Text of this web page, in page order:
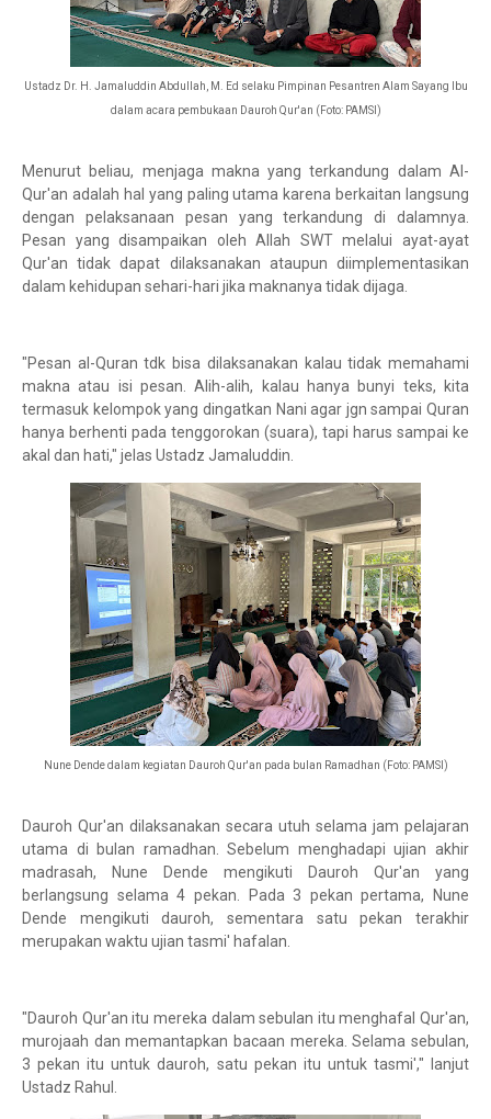
Ustadz Dr. H. Jamaluddin Abdullah, M. Ed selaku Pimpinan Pesantren Alam Sayang Ibu
dalam acara pembukaan Dauroh Qur'an (Foto: PAMSI)
Menurut beliau, menjaga makna yang terkandung dalam Al-
Qur'an adalah hal yang paling utama karena berkaitan langsung
dengan pelaksanaan pesan yang terkandung di dalamnya.
Pesan yang disampaikan oleh Allah SWT melalui ayat-ayat
Qur'an tidak dapat dilaksanakan ataupun diimplementasikan
dalam kehidupan sehari-hari jika maknanya tidak dijaga.
"Pesan al-Quran tdk bisa dilaksanakan kalau tidak memahami
makna atau isi pesan. Alih-alih, kalau hanya bunyi teks, kita
termasuk kelompok yang dingatkan Nani agar jgn sampai Quran
hanya berhenti pada tenggorokan (suara), tapi harus sampai ke
akal dan hati," jelas Ustadz Jamaluddin.
Nune Dende dalam kegiatan Dauroh Qur'an pada bulan Ramadhan (Foto: PAMSI)
Dauroh Qur'an dilaksanakan secara utuh selama jam pelajaran
utama di bulan ramadhan. Sebelum menghadapi ujian akhir
madrasah, Nune Dende mengikuti Dauroh Qur'an yang
berlangsung selama 4 pekan. Pada 3 pekan pertama, Nune
Dende mengikuti dauroh, sementara satu pekan terakhir
merupakan waktu ujian tasmi' hafalan.
"Dauroh Qur'an itu mereka dalam sebulan itu menghafal Qur'an,
murojaah dan memantapkan bacaan mereka. Selama sebulan,
3 pekan itu untuk dauroh, satu pekan itu untuk tasmi'," lanjut
Ustadz Rahul.